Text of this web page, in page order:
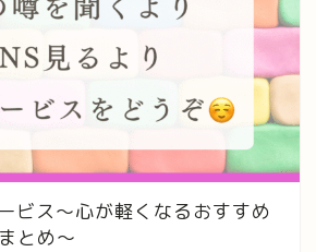
ビス〜心が軽くなるおすすめ
とめ〜